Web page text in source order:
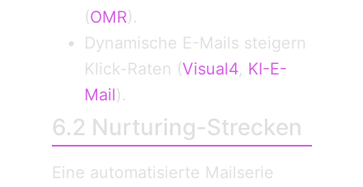
(OMR).
Dynamische E-Mails steigern
Klick-Raten (Visual4, KI-E-
Mail).
6.2 Nurturing-Strecken
Eine automatisierte Mailserie